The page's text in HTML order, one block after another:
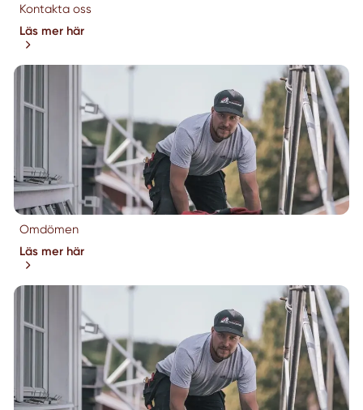
Kontakta oss
Läs mer här
Omdömen
Läs mer här